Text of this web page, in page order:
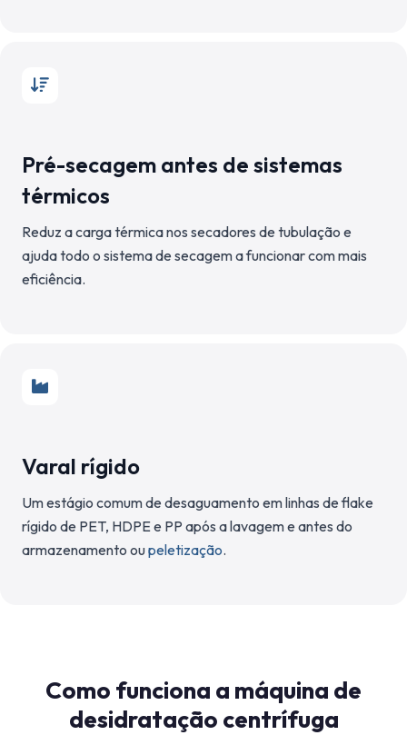
Pré-secagem antes de sistemas
térmicos
Reduz a carga térmica nos secadores de tubulação e
ajuda todo o sistema de secagem a funcionar com mais
eficiência.
Varal rígido
Um estágio comum de desaguamento em linhas de flake
rígido de PET, HDPE e PP após a lavagem e antes do
armazenamento oupeletização.
Como funciona a máquina de
desidratação centrífuga